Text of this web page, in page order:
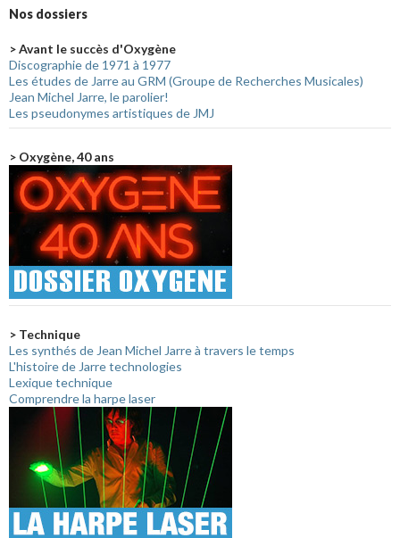
Nos dossiers
> Avant le succès d'Oxygène
Discographie de 1971 à 1977
Les études de Jarre au GRM (Groupe de Recherches Musicales)
Jean Michel Jarre, le parolier!
Les pseudonymes artistiques de JMJ
> Oxygène, 40 ans
> Technique
Les synthés de Jean Michel Jarre à travers le temps
L'histoire de Jarre technologies
Lexique technique
Comprendre la harpe laser